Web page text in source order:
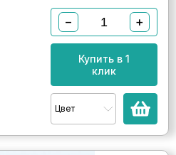
− +
Купить в 1
клик
Цвет